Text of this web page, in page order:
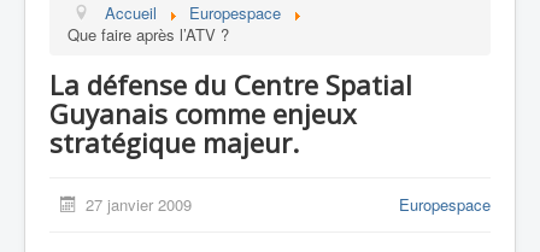
Aviation Commerciale
Aviation Militaire
Europespace
Accueil
Europespace
Que faire après l’ATV ?
La défense du Centre Spatial
Guyanais comme enjeux
stratégique majeur.
27 janvier 2009 Europespace